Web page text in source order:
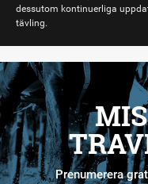
dessutom kontinuerliga
tävling.
Prenumerera